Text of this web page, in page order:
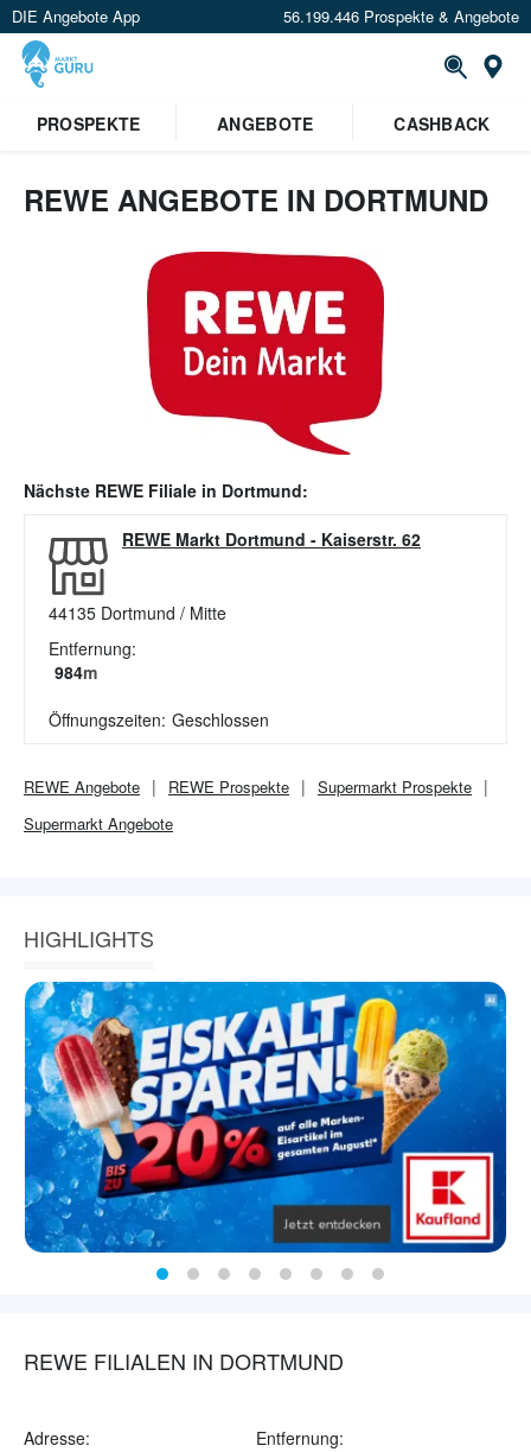
DIE Angebote App 56.199.446 Prospekte & Angebote
PROSPEKTE
ANGEBOTE CASHBACK
REWE ANGEBOTE IN DORTMUND
Nächste REWE Filiale in Dortmund:
REWE Markt Dortmund - Kaiserstr. 62
44135 Dortmund / Mitte
Entfernung:
984m
Öffnungszeiten: Geschlossen
REWE Angebote REWE Prospekte Supermarkt Prospekte
Supermarkt Angebote
HIGHLIGHTS
REWE FILIALEN IN DORTMUND
Adresse: Entfernung: